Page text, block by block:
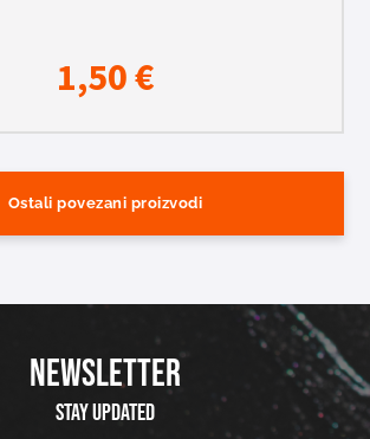
1,50€
Ostali povezani proizvodi
NEWSLETTER
Stay updated